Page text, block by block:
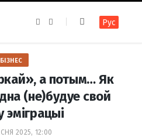
e
k
t
a
m
Рус
БІЗНЕС
а потым… Як
(не)будуе свой
эміграцыі
2025, 12:00